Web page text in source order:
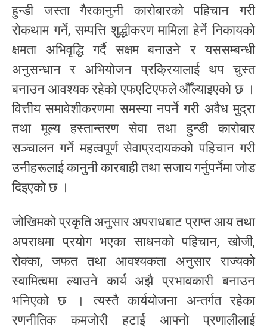
हुन्डी जस्ता गैरकानुनी कारोबारको पहिचान गरी
रोकथाम गर्ने, सम्पत्ति शुद्धीकरण मामिला हेर्ने निकायको
क्षमता अभिवृद्धि गर्दै सक्षम बनाउने र यससम्बन्धी
अनुसन्धान र अभियोजन प्रक्रियालाई थप चुस्त
बनाउन आवश्यक रहेको एफएटिएफले औँल्याइएको छ ।
वित्तीय समावेशीकरणमा समस्या नपर्ने गरी अवैध मुद्रा
तथा मूल्य हस्तान्तरण सेवा तथा हुन्डी कारोबार
सञ्चालन गर्ने महत्वपूर्ण सेवाप्रदायकको पहिचान गरी
उनीहरूलाई कानुनी कारबाही तथा सजाय गर्नुपर्नेमा जोड
दिइएको छ ।
जोखिमको प्रकृति अनुसार अपराधबाट प्राप्त आय तथा
अपराधमा प्रयोग भएका साधनको पहिचान, खोजी,
रोक्का, जफत तथा आवश्यकता अनुसार राज्यको
स्वामित्वमा ल्याउने कार्य अझै प्रभावकारी बनाउन
भनिएको छ । त्यस्तै कार्ययोजना अन्तर्गत रहेका
रणनीतिक कमजोरी हटाई आफ्नो प्रणालीलाई